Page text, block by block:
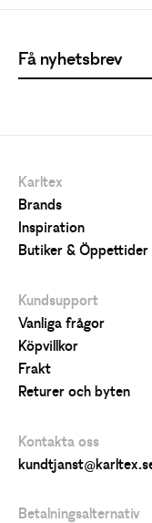
Karltex
Brands
Inspiration
Butiker & Öppettider
Kundsupport
Vanliga frågor
Köpvillkor
Frakt
Returer och byten
Kontakta oss
Betalningsalternativ